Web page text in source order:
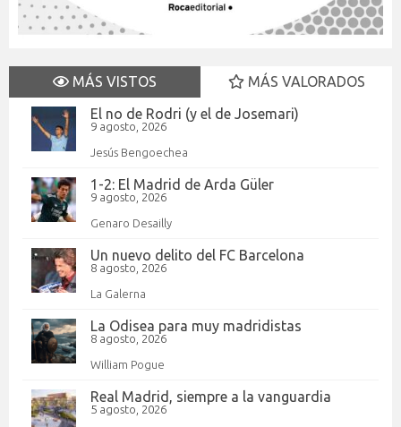
MÁS VISTOS
MÁS VALORADOS
El no de Rodri (y el de Josemari)
9 agosto, 2026
Jesús Bengoechea
1-2: El Madrid de Arda Güler
9 agosto, 2026
Genaro Desailly
Un nuevo delito del FC Barcelona
8 agosto, 2026
La Galerna
La Odisea para muy madridistas
8 agosto, 2026
William Pogue
Real Madrid, siempre a la vanguardia
5 agosto, 2026